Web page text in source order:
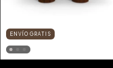
ENVÍO GRATIS